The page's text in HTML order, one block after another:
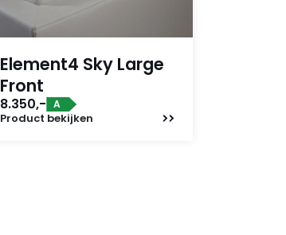
Element4 Sky Large
Front
8.350,- A
Product bekijken